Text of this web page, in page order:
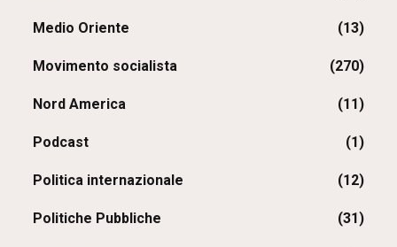
Medio Oriente (13)
Movimento socialista (270)
Nord America (11)
Podcast (1)
Politica internazionale (12)
Politiche Pubbliche (31)